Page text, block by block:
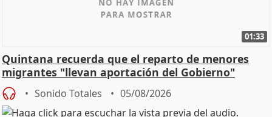
01:33
Quintana recuerda que el reparto de menores
migrantes "llevan aportación del Gobierno"
central
Sonido Totales 05/08/2026